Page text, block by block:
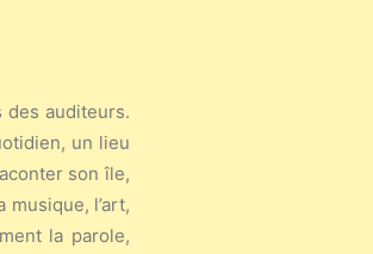
auditeurs.
un lieu
son île,
l’art,
la parole,